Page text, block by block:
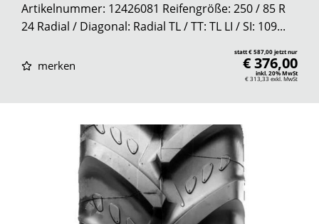
Artikelnummer: 12426081 Reifengröße: 250 / 85 R
24 Radial / Diagonal: Radial TL / TT: TL LI / SI: 109...
merken
statt € 587,00 jetzt nur
€ 376,00
inkl. 20% MwSt
€ 313,33 exkl. MwSt